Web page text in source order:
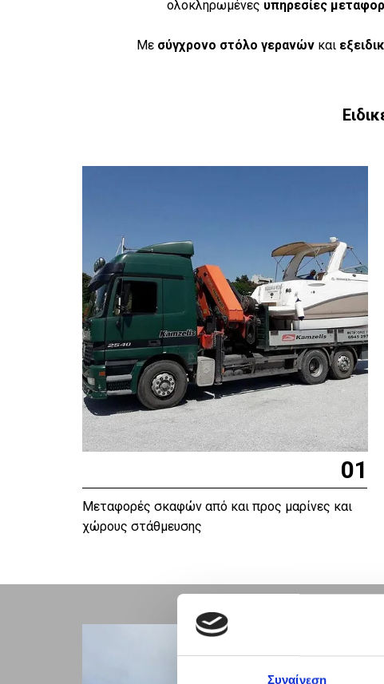
Συναίνεση
ολοκληρωμένες υπηρεσίες
Μεσύγχρονο στόλο γερανώνκαι
01
Μεταφορές σκαφών από και προς μαρίνες και
χώρους στάθμευσης